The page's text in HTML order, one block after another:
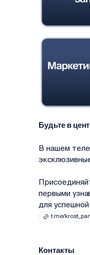
Будьте в
В нашем
первыми
для
t.me/
Контакты